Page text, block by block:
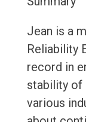
Jean is a
Reliability
record in
stability of
various